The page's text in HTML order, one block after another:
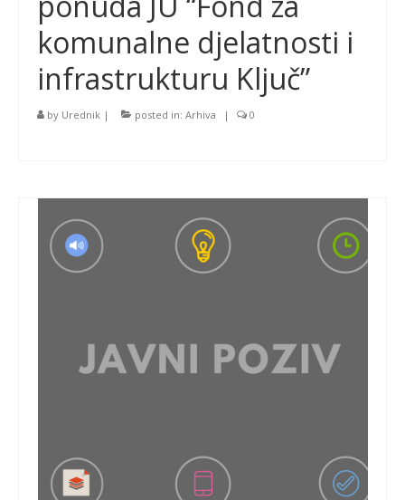
komunalne djelatnosti i
infrastrukturu Ključ”
by Urednik | posted in: Arhiva | 0